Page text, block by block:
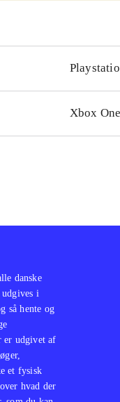
som et online
fortløbende single-
er helt utrolig flot og
ikke på
Xbox One
danske
i
så hente og
er udgivet af
et fysisk
hvad der